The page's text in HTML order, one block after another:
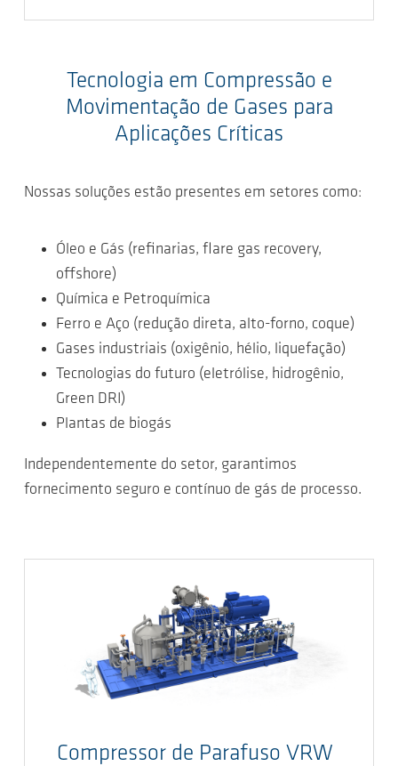
Tecnologia em Compressão e
Movimentação de Gases para
Aplicações Críticas
Nossas soluções estão presentes em setores como:
Óleo e Gás (refinarias, flare gas recovery,
offshore)
Química e Petroquímica
Ferro e Aço (redução direta, alto-forno, coque)
Gases industriais (oxigênio, hélio, liquefação)
Tecnologias do futuro (eletrólise, hidrogênio,
Green DRI)
Plantas de biogás
Independentemente do setor, garantimos
fornecimento seguro e contínuo de gás de processo.
Compressor de Parafuso VRW